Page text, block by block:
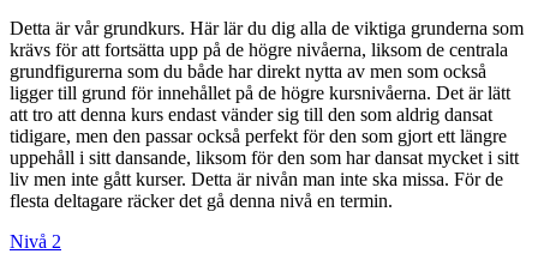
Detta är vår grundkurs. Här lär du dig alla de viktiga grunderna som
krävs för att fortsätta upp på de högre nivåerna, liksom de centrala
grundfigurerna som du både har direkt nytta av men som också
ligger till grund för innehållet på de högre kursnivåerna. Det är lätt
att tro att denna kurs endast vänder sig till den som aldrig dansat
tidigare, men den passar också perfekt för den som gjort ett längre
uppehåll i sitt dansande, liksom för den som har dansat mycket i sitt
liv men inte gått kurser. Detta är nivån man inte ska missa. För de
flesta deltagare räcker det gå denna nivå en termin.
Nivå 2